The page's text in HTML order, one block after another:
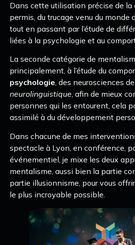
Dans cette utilisation précise de
permis, du trucage venu du monde
tout en passant par l’étude de
liées à la psychologie et au
La seconde catégorie de
principalement, à l’étude du
psychologie, des neurosciences
neurolinguistique, afin de mieux
personnes qui les entourent, cela
assimilé à du développement
Dans chacune de mes
spectacle à Lyon, en conférence,
événementiel, je mixe les deux
mentalisme, aussi bien la partie
partie illusionnisme, pour vous
le plus incroyable possible.